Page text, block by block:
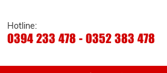
Hotline:
0394 233 478 - 0352 383 478